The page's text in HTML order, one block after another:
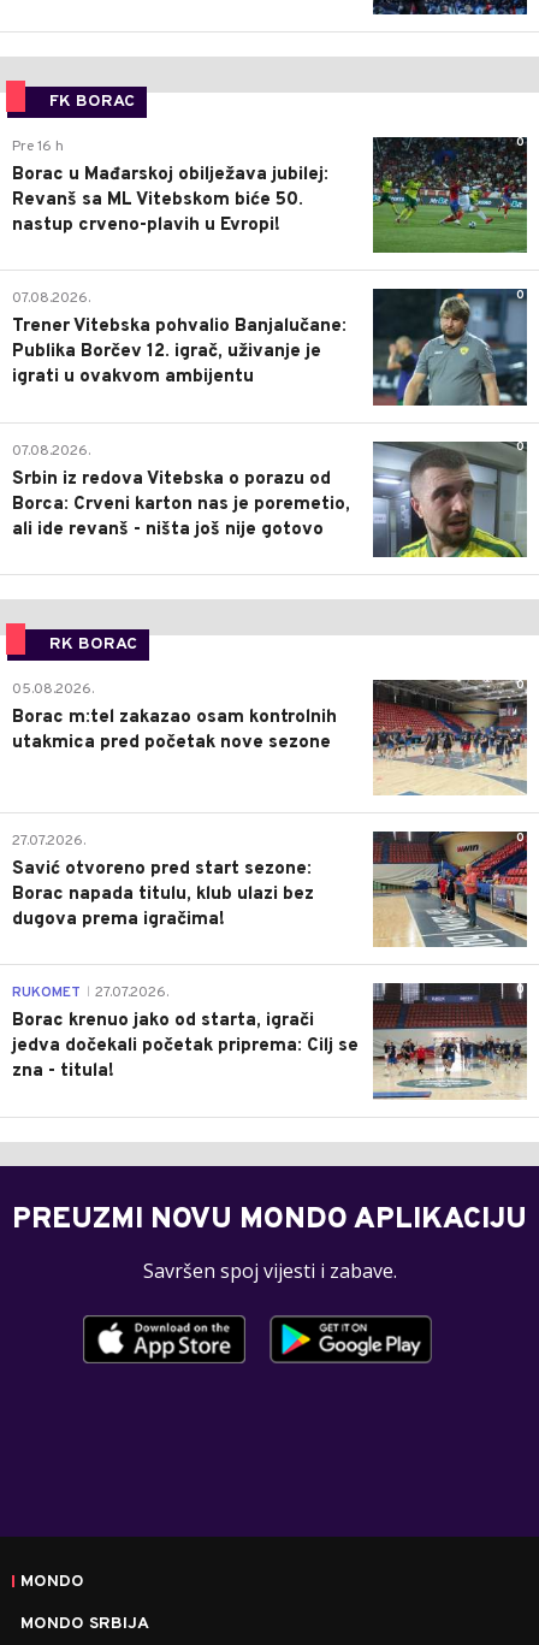
FK BORAC
0
Pre 16 h
Borac u Mađarskoj obilježava jubilej:
Revanš sa ML Vitebskom biće 50.
nastup crveno-plavih u Evropi!
0
07.08.2026.
Trener Vitebska pohvalio Banjalučane:
Publika Borčev 12. igrač, uživanje je
igrati u ovakvom ambijentu
0
07.08.2026.
Srbin iz redova Vitebska o porazu od
Borca: Crveni karton nas je poremetio,
ali ide revanš - ništa još nije gotovo
RK BORAC
0
05.08.2026.
Borac m:tel zakazao osam kontrolnih
utakmica pred početak nove sezone
0
27.07.2026.
Savić otvoreno pred start sezone:
Borac napada titulu, klub ulazi bez
dugova prema igračima!
0
RUKOMET 27.07.2026.
Borac krenuo jako od starta, igrači
jedva dočekali početak priprema: Cilj se
zna - titula!
PREUZMI NOVU MONDO APLIKACIJU
Savršen spoj vijesti i zabave.
MONDO
MONDO SRBIJA